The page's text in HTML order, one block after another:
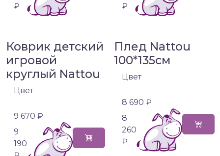
₽
₽
Коврик детский
игровой
круглый Nattou
Цвет
9 670 ₽
9
190
Плед Nattou
100*135см
Цвет
8 690 ₽
8
260
₽